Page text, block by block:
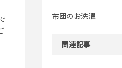
布団のお洗濯
関連記事